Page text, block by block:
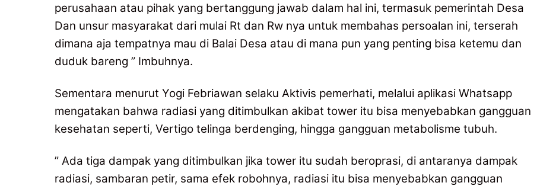
perusahaan atau pihak yang bertanggung jawab dalam hal ini, termasuk pemerintah Desa
Dan unsur masyarakat dari mulai Rt dan Rw nya untuk membahas persoalan ini, terserah
dimana aja tempatnya mau di Balai Desa atau di mana pun yang penting bisa ketemu dan
duduk bareng ” Imbuhnya.
Sementara menurut Yogi Febriawan selaku Aktivis pemerhati, melalui aplikasi Whatsapp
mengatakan bahwa radiasi yang ditimbulkan akibat tower itu bisa menyebabkan gangguan
kesehatan seperti, Vertigo telinga berdenging, hingga gangguan metabolisme tubuh.
” Ada tiga dampak yang ditimbulkan jika tower itu sudah beroprasi, di antaranya dampak
radiasi, sambaran petir, sama efek robohnya, radiasi itu bisa menyebabkan gangguan